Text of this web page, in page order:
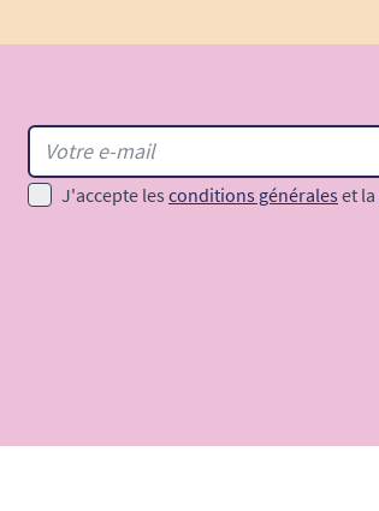
J'accepte les conditions générales et la